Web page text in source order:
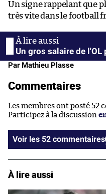
Un signe rappelant que
très vite dans le football
Un gros salaire de l'OL
Par Mathieu Plasse
Commentaires
Les membres ont posté 52
Participez à la discussion
Voir les 52 commentaires
À lire aussi